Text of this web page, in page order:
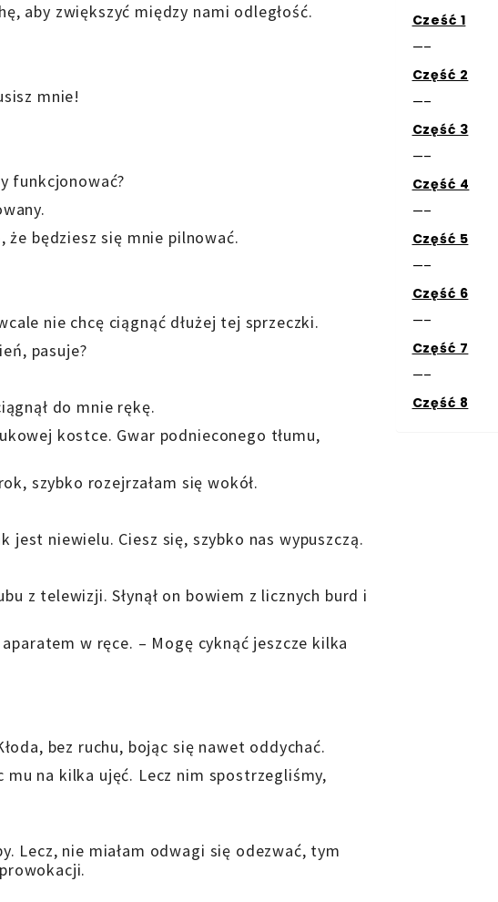
aby zwiększyć między nami odległość.
mnie!
funkcjonować?
że będziesz się mnie pilnować.
nie chcę ciągnąć dłużej tej sprzeczki.
pasuje?
do mnie rękę.
kostce. Gwar podnieconego tłumu,
szybko rozejrzałam się wokół.
niewielu. Ciesz się, szybko nas wypuszczą.
z telewizji. Słynął on bowiem z licznych burd i
w ręce. – Mogę cyknąć jeszcze kilka
bez ruchu, bojąc się nawet oddychać.
na kilka ujęć. Lecz nim spostrzegliśmy,
Lecz, nie miałam odwagi się odezwać, tym
Cześć 1
—–
Część 2
—–
Część 3
—–
Część 4
—–
Część 5
—–
Część 6
—–
Część 7
—–
Część 8